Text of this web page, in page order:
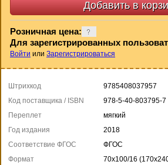
Розничная цена:
Для зарегистрированных
Войти или Зарегистрироваться
Штрихкод
9785408037957
Код поставщика / ISBN
978-5-40-803795-7
Переплет
мягкий
Год издания
2018
Соответствие ФГОС
ФГОС
Формат
70x100/16